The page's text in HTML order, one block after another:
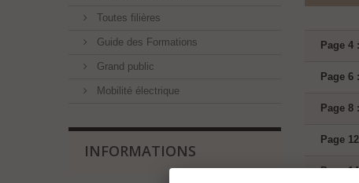
Toutes filières
Guide des Formations
Grand public
Mobilité électrique
INFORMATIONS
Page 4 :
Page 6 :
Page 8 :
Page
Page